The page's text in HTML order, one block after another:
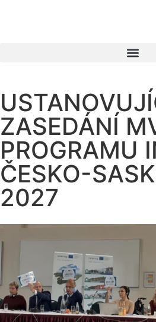
ZASEDÁNÍ
PROGRAMU
ČESKO-
2027